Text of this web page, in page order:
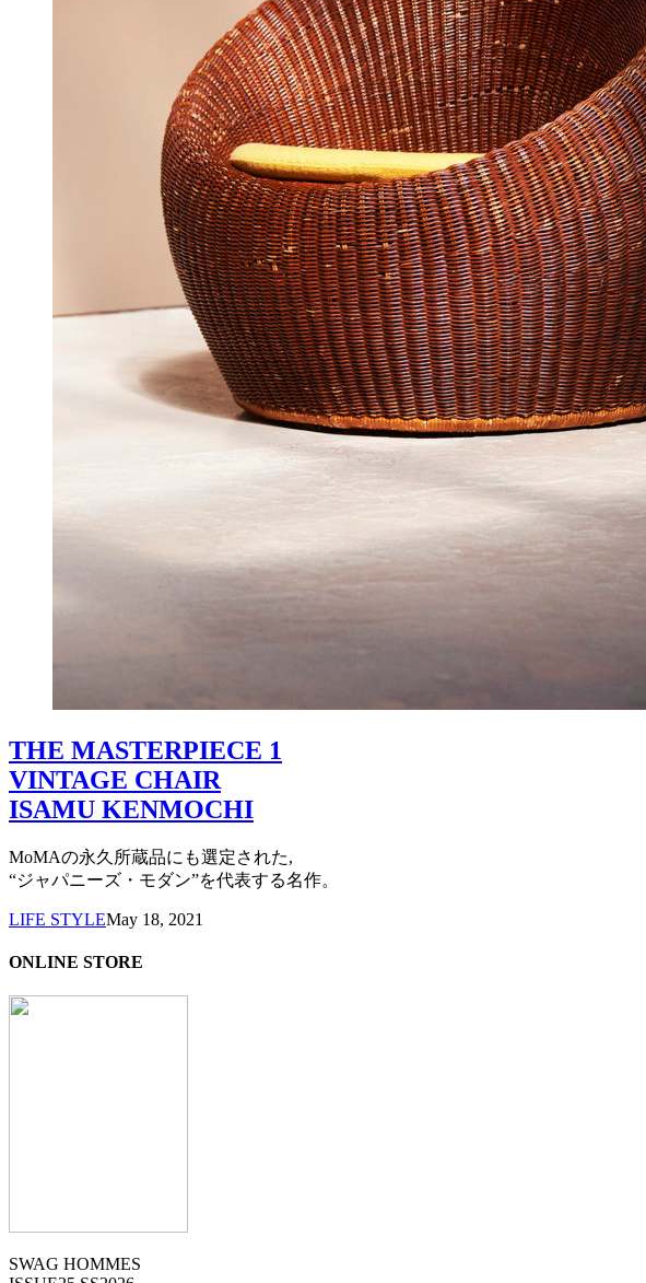
THE MASTERPIECE 1
VINTAGE CHAIR
ISAMU KENMOCHI
MoMAの永久所蔵品にも選定された,
“ジャパニーズ・モダン”を代表する名作。
LIFE STYLEMay 18, 2021
ONLINE STORE
SWAG HOMMES